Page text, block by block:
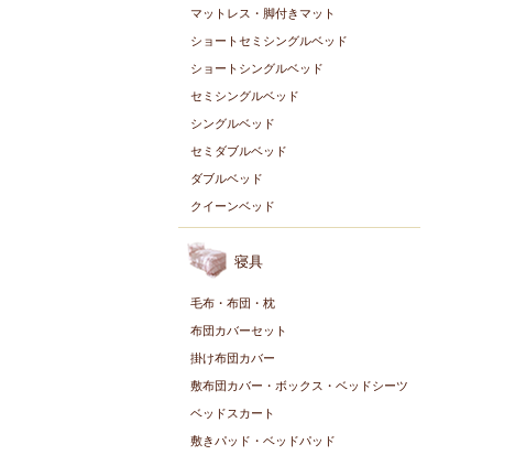
マットレス・脚付きマット
ショートセミシングルベッド
ショートシングルベッド
セミシングルベッド
シングルベッド
セミダブルベッド
ダブルベッド
クイーンベッド
寝具
毛布・布団・枕
布団カバーセット
掛け布団カバー
敷布団カバー・ボックス・ベッドシーツ
ベッドスカート
敷きパッド・ベッドパッド